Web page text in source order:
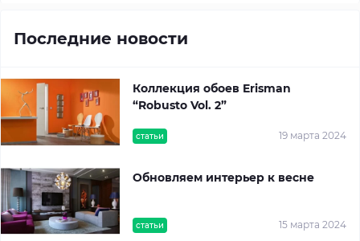
Последние новости
статьи 19 марта 2024
Коллекция обоев Erisman
“Robusto Vol. 2”
статьи 15 марта 2024
Обновляем интерьер к весне